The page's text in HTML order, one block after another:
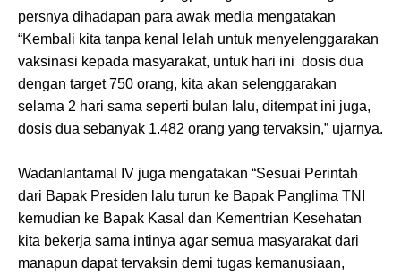
persnya dihadapan para awak media mengatakan
“Kembali kita tanpa kenal lelah untuk menyelenggarakan
vaksinasi kepada masyarakat, untuk hari ini dosis dua
dengan target 750 orang, kita akan selenggarakan
selama 2 hari sama seperti bulan lalu, ditempat ini juga,
dosis dua sebanyak 1.482 orang yang tervaksin,” ujarnya.
Wadanlantamal IV juga mengatakan “Sesuai Perintah
dari Bapak Presiden lalu turun ke Bapak Panglima TNI
kemudian ke Bapak Kasal dan Kementrian Kesehatan
kita bekerja sama intinya agar semua masyarakat dari
manapun dapat tervaksin demi tugas kemanusiaan,